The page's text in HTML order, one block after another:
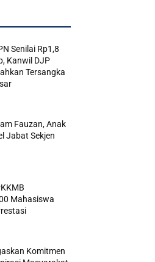
Senilai Rp1,8
Kanwil DJP
Tersangka
Fauzan, Anak
Jabat Sekjen
Mahasiswa
Komitmen